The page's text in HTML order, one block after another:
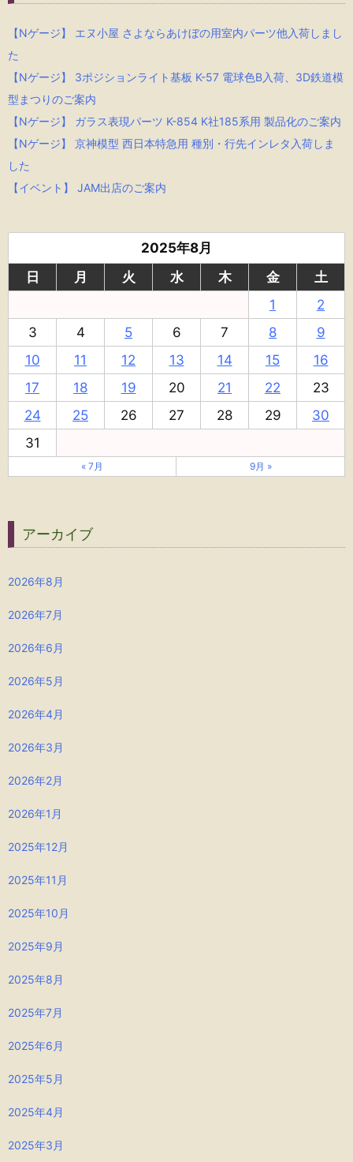
【Nゲージ】 エヌ小屋 さよならあけぼの用室内パーツ他入荷しまし
た
【Nゲージ】 3ポジションライト基板 K-57 電球色B入荷、3D鉄道模
型まつりのご案内
【Nゲージ】 ガラス表現パーツ K-854 K社185系用 製品化のご案内
【Nゲージ】 京神模型 西日本特急用 種別・行先インレタ入荷しま
した
【イベント】 JAM出店のご案内
2025年8月
日
月 火 水 木 金
土
1
2
3
4 5 6 7 8
9
10
11 12 13 14 15
16
17
18 19 20 21 22
23
24
25 26 27 28 29
30
31
« 7月 9月 »
アーカイブ
2026年8月
2026年7月
2026年6月
2026年5月
2026年4月
2026年3月
2026年2月
2026年1月
2025年12月
2025年11月
2025年10月
2025年9月
2025年8月
2025年7月
2025年6月
2025年5月
2025年4月
2025年3月